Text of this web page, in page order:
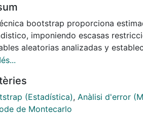
bootstrap proporciona
imponiendo escasas
aleatorias analizadas y
de caracter general,
tacion de los fundamentos
mas desde una perspectiva
tedrica, ademas de
(Estadística), Anàlisi d'error
de Montecarlo